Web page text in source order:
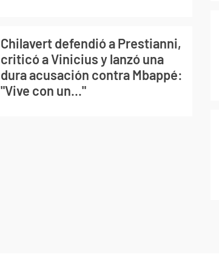
Chilavert defendió a Prestianni,
criticó a Vinicius y lanzó una
dura acusación contra Mbappé:
"Vive con un..."